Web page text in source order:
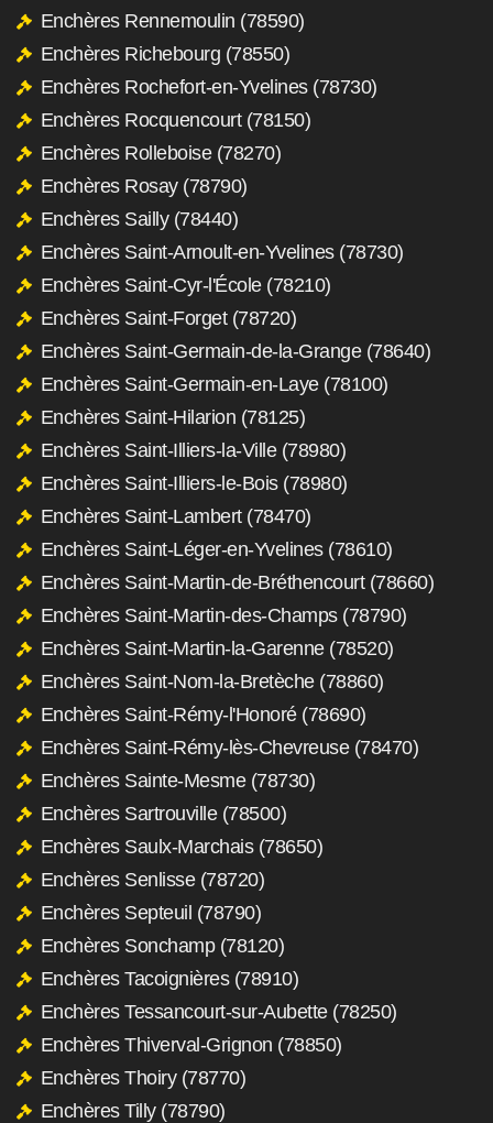
Enchères Rennemoulin (78590)
Enchères Richebourg (78550)
Enchères Rochefort-en-Yvelines (78730)
Enchères Rocquencourt (78150)
Enchères Rolleboise (78270)
Enchères Rosay (78790)
Enchères Sailly (78440)
Enchères Saint-Arnoult-en-Yvelines (78730)
Enchères Saint-Cyr-l'École (78210)
Enchères Saint-Forget (78720)
Enchères Saint-Germain-de-la-Grange (78640)
Enchères Saint-Germain-en-Laye (78100)
Enchères Saint-Hilarion (78125)
Enchères Saint-Illiers-la-Ville (78980)
Enchères Saint-Illiers-le-Bois (78980)
Enchères Saint-Lambert (78470)
Enchères Saint-Léger-en-Yvelines (78610)
Enchères Saint-Martin-de-Bréthencourt (78660)
Enchères Saint-Martin-des-Champs (78790)
Enchères Saint-Martin-la-Garenne (78520)
Enchères Saint-Nom-la-Bretèche (78860)
Enchères Saint-Rémy-l'Honoré (78690)
Enchères Saint-Rémy-lès-Chevreuse (78470)
Enchères Sainte-Mesme (78730)
Enchères Sartrouville (78500)
Enchères Saulx-Marchais (78650)
Enchères Senlisse (78720)
Enchères Septeuil (78790)
Enchères Sonchamp (78120)
Enchères Tacoignières (78910)
Enchères Tessancourt-sur-Aubette (78250)
Enchères Thiverval-Grignon (78850)
Enchères Thoiry (78770)
Enchères Tilly (78790)